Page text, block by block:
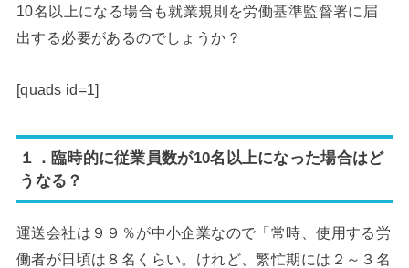
10名以上になる場合も就業規則を労働基準監督署に届
出する必要があるのでしょうか？
[quads id=1]
１．臨時的に従業員数が10名以上になった場合はど
うなる？
運送会社は９９％が中小企業なので「常時、使用する労
働者が日頃は８名くらい。けれど、繁忙期には２～３名